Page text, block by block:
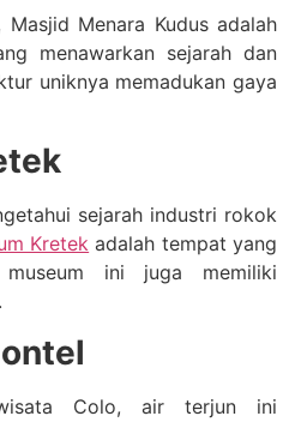
Menara Kudus adalah
menawarkan sejarah dan
uniknya memadukan gaya
sejarah industri rokok
Kretek adalah tempat yang
ini juga memiliki
Colo, air terjun ini